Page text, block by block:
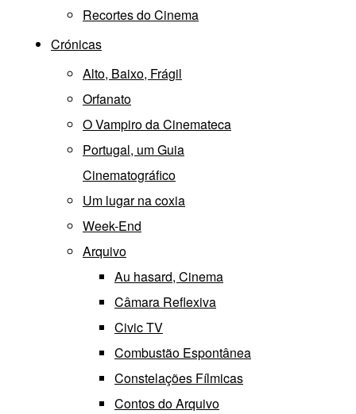
Recortes do Cinema
Crónicas
Alto, Baixo, Frágil
Orfanato
O Vampiro da Cinemateca
Portugal, um Guia
Cinematográfico
Um lugar na coxia
Week-End
Arquivo
Au hasard, Cinema
Câmara Reflexiva
Civic TV
Combustão Espontânea
Constelações Fílmicas
Contos do Arquivo